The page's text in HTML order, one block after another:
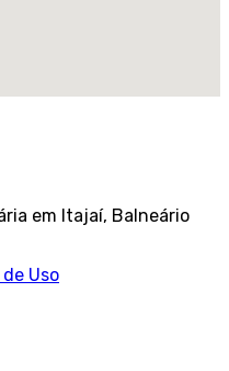
em Itajaí, Balneário
Uso